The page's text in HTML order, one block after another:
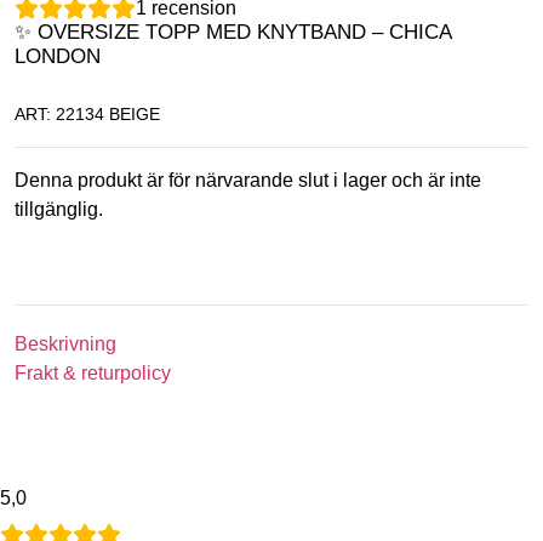
1 recension
✨ OVERSIZE TOPP MED KNYTBAND – CHICA
LONDON
ART: 22134 BEIGE
Denna produkt är för närvarande slut i lager och är inte
tillgänglig.
Beskrivning
Frakt & returpolicy
5,0